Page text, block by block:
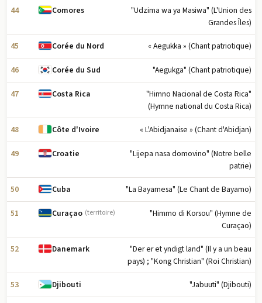
44 Comores
"Udzima wa ya Masiwa" (L'Union des
Grandes Îles)
45 Corée du Nord « Aegukka » (Chant patriotique)
46 Corée du Sud "Aegukga" (Chant patriotique)
47 Costa Rica
"Himno Nacional de Costa Rica"
(Hymne national du Costa Rica)
48 Côte d'Ivoire « L'Abidjanaise » (Chant d'Abidjan)
49 Croatie
"Lijepa nasa domovino" (Notre belle
patrie)
50 Cuba "La Bayamesa" (Le Chant de Bayamo)
51 Curaçao (territoire)
"Himmo di Korsou" (Hymne de
Curaçao)
52 Danemark
"Der er et yndigt land" (Il y a un beau
pays) ; "Kong Christian" (Roi Christian)
53 Djibouti "Jabuuti" (Djibouti)